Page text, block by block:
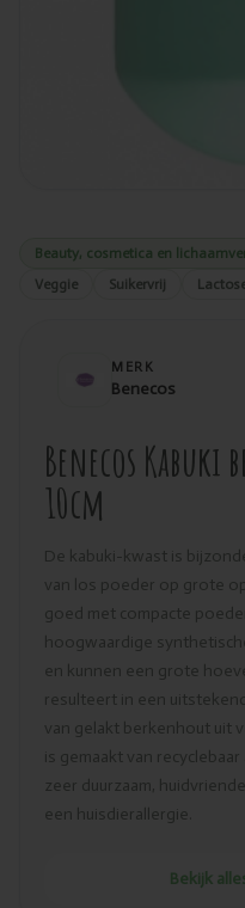
Beauty, cosmetica en
Veggie
Suikervrij
MERK
Benecos
Benecos
10cm
De kabuki-kwast is
van los poeder op grote
goed met compacte
hoogwaardige
en kunnen een grote
resulteert in een
van gelakt berkenhout uit
is gemaakt van
zeer duurzaam,
een huisdierallergie.
Bekijk